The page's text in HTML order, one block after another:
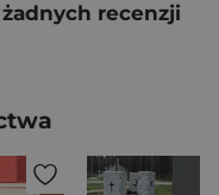
recenzji